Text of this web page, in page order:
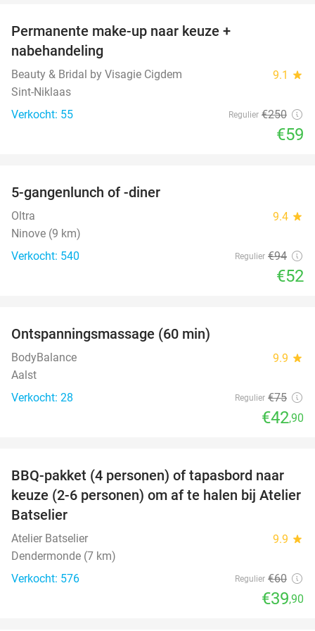
Permanente make-up naar keuze +
nabehandeling
Beauty & Bridal by Visagie Cigdem 9.1 star
Sint-Niklaas
Verkocht: 55
Regulier €250
€59
5-gangenlunch of -diner
Oltra 9.4 star
Ninove (9 km)
Verkocht: 540
Regulier €94
€52
Ontspanningsmassage (60 min)
BodyBalance 9.9 star
Aalst
Verkocht: 28
Regulier €75
€42,90
34%
BBQ-pakket (4 personen) of tapasbord naar
keuze (2-6 personen) om af te halen bij Atelier
Batselier
Atelier Batselier 9.9 star
Dendermonde (7 km)
Verkocht: 576
Regulier €60
€39,90